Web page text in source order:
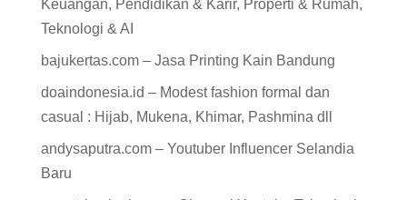
Keuangan, Pendidikan & Karir, Properti & Rumah,
Teknologi & AI
bajukertas.com – Jasa Printing Kain Bandung
doaindonesia.id – Modest fashion formal dan
casual : Hijab, Mukena, Khimar, Pashmina dll
andysaputra.com – Youtuber Influencer Selandia
Baru